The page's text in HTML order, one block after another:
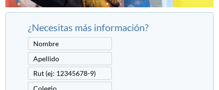
¿Necesitas más información?